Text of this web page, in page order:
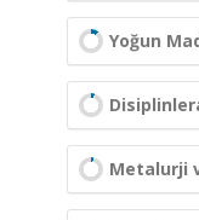
Yoğun
Metalurji